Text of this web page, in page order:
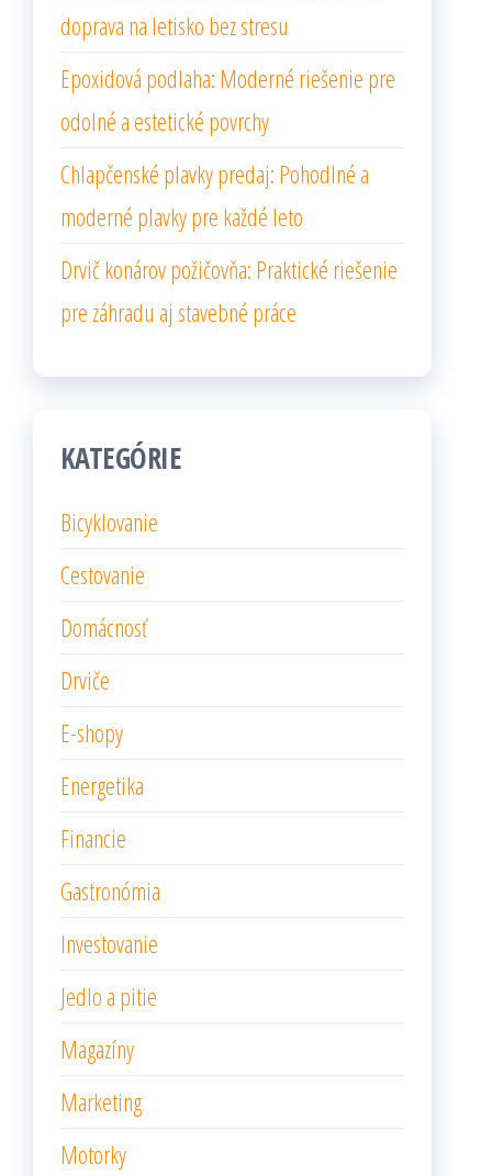
doprava na letisko bez stresu
Epoxidová podlaha: Moderné riešenie pre
odolné a estetické povrchy
Chlapčenské plavky predaj: Pohodlné a
moderné plavky pre každé leto
Drvič konárov požičovňa: Praktické riešenie
pre záhradu aj stavebné práce
KATEGÓRIE
Bicyklovanie
Cestovanie
Domácnosť
Drviče
E-shopy
Energetika
Financie
Gastronómia
Investovanie
Jedlo a pitie
Magazíny
Marketing
Motorky